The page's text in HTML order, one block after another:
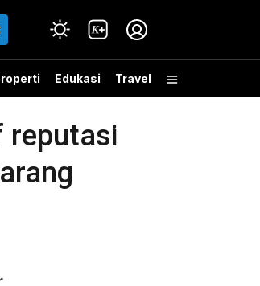
Edukasi Travel
reputasi